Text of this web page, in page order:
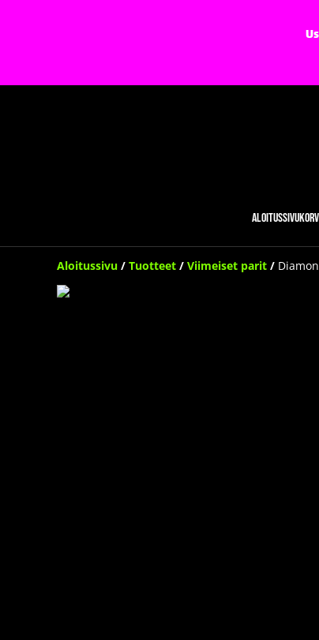
Aloitussivu
Aloitussivu / Tuotteet / Viimeiset parit /